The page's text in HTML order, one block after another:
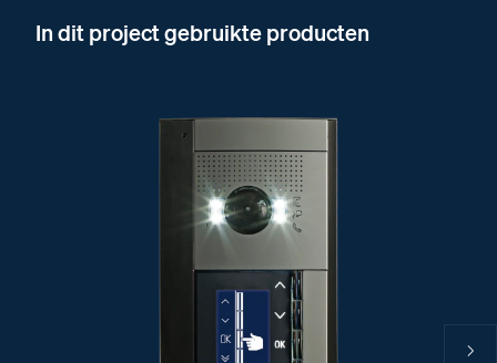
In dit project gebruikte producten